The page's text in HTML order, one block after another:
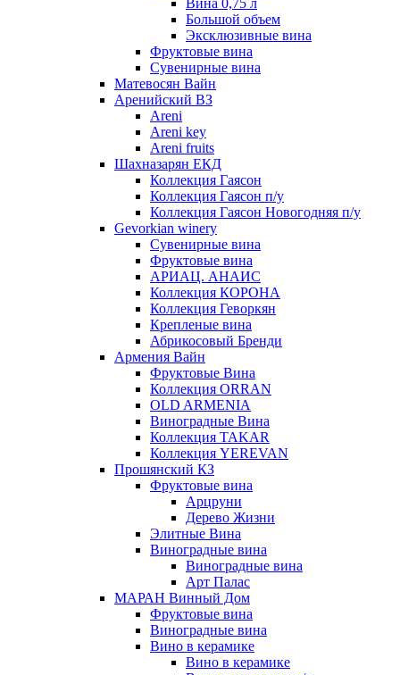
Вина 0,75 л
Большой объем
Эксклюзивные вина
Фруктовые вина
Cувенирные вина
Матевосян Вайн
Аренийский ВЗ
Areni
Areni key
Areni fruits
Шахназарян ЕКД
Коллекция Гаясон
Коллекция Гаясон п/у
Коллекция Гаясон Новогодняя п/у
Gevorkian winery
Сувенирные вина
Фруктовые вина
АРИАЦ. АНАИС
Коллекция КОРОНА
Коллекция Геворкян
Крепленые вина
Абрикосовый Бренди
Армения Вайн
Фруктовые Вина
Коллекция ORRAN
OLD ARMENIA
Виноградные Вина
Коллекция TAKAR
Коллекция YEREVAN
Прошянский КЗ
Фруктовые вина
Арцруни
Дерево Жизни
Элитные Вина
Виноградные вина
Виноградные вина
Арт Палас
МАРАН Винный Дом
Фруктовые вина
Виноградные вина
Вино в керамике
Вино в керамике